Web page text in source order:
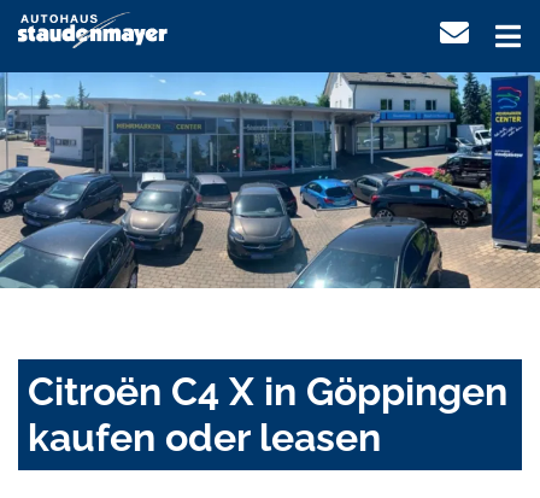
Citroën C4 X in Göppingen
kaufen oder leasen